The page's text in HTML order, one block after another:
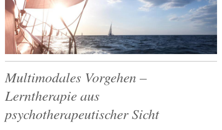
Multimodales Vorgehen –
Lerntherapie aus
psychotherapeutischer Sicht